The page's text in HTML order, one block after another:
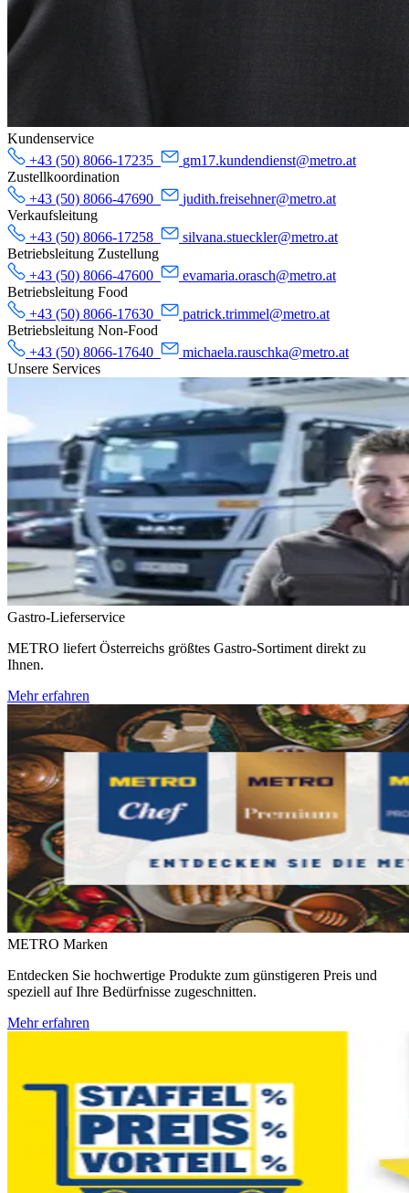
Kundenservice
+43 (50) 8066-17235
gm17.kundendienst@metro.at
Zustellkoordination
+43 (50) 8066-47690
judith.freisehner@metro.at
Verkaufsleitung
+43 (50) 8066-17258
silvana.stueckler@metro.at
Betriebsleitung Zustellung
+43 (50) 8066-47600
evamaria.orasch@metro.at
Betriebsleitung Food
+43 (50) 8066-17630
patrick.trimmel@metro.at
Betriebsleitung Non-Food
+43 (50) 8066-17640
michaela.rauschka@metro.at
Unsere Services
Gastro-Lieferservice
METRO liefert Österreichs größtes Gastro-Sortiment direkt zu
Ihnen.
Mehr erfahren
METRO Marken
Entdecken Sie hochwertige Produkte zum günstigeren Preis und
speziell auf Ihre Bedürfnisse zugeschnitten.
Mehr erfahren